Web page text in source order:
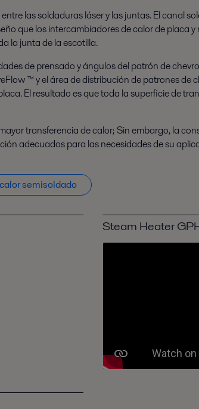
las soldaduras láser y las juntas. El canal
que los intercambiadores de calor de placa
la junta de la escotilla.
de prensado y ángulos del patrón de
™ y el área de distribución de patrones
El resultado es que toda la superficie de
transferencia de calor; Sin embargo, la
adecuados para las necesidades de su
semisoldado
Steam Heater